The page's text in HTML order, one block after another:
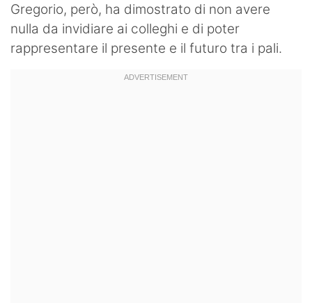
Gregorio, però, ha dimostrato di non avere
nulla da invidiare ai colleghi e di poter
rappresentare il presente e il futuro tra i pali.